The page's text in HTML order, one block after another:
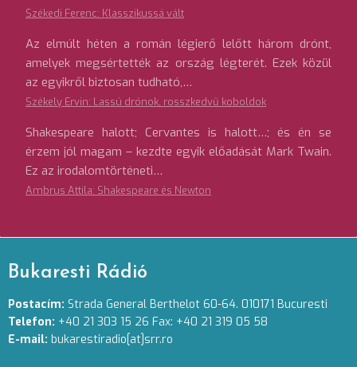
Székedi Ferenc: Klasszikussá vált
Az elmúlt héten a román légierő lelőtt három drónt,
amelyek megsértették az ország légterét. Ezek közül
az egyikről biztosan tudható,…
Székely Ervin: Lassú drónok, rosszkedvű koboldok
Shakespeare halott; Cervantes is halott…; és én se
érzem jól magam – kezdte egyik előadását Mark Twain.
Ez az irodalomtörténeti…
Ambrus Attila: Shakespeare és Newton
Bukaresti Rádió
Postacím: Strada General Berthelot 60-64. 010171 Bucuresti
Telefon: +40 21 303 15 26 Fax: +40 21 319 05 58
E-mail: bukarestiradio[at]srr.ro